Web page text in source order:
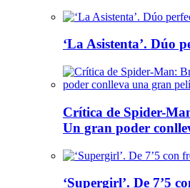
‘La Asistenta’. Dúo
Crítica de Spider-
Un gran poder
‘Supergirl’. De 7’5